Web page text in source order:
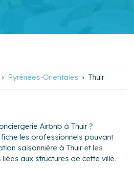
Pyrénées-Orientales Thuir
Airbnb à Thuir ?
les professionnels pouvant
saisonnière à Thuir et les
aux structures de cette ville.